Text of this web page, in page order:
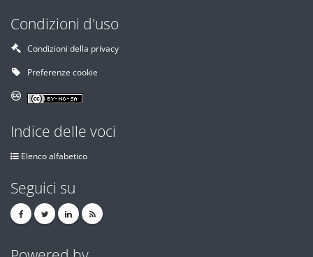
Condizioni d'uso
Condizioni della privacy
Preferenze cookie
Indice delle voci
Elenco alfabetico
Seguici su